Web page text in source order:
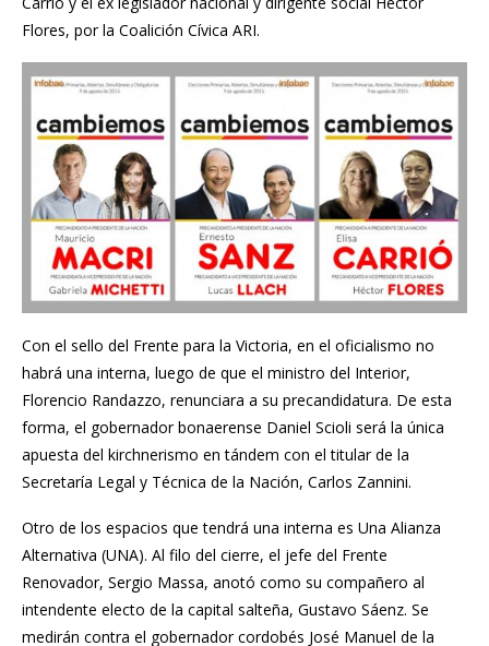
Flores, por la Coalición Cívica ARI.
Con el sello del Frente para la Victoria, en el oficialismo no
habrá una interna, luego de que el ministro del Interior,
Florencio Randazzo, renunciara a su precandidatura. De esta
forma, el gobernador bonaerense Daniel Scioli será la única
apuesta del kirchnerismo en tándem con el titular de la
Secretaría Legal y Técnica de la Nación, Carlos Zannini.
Otro de los espacios que tendrá una interna es Una Alianza
Alternativa (UNA). Al filo del cierre, el jefe del Frente
Renovador, Sergio Massa, anotó como su compañero al
intendente electo de la capital salteña, Gustavo Sáenz. Se
medirán contra el gobernador cordobés José Manuel de la